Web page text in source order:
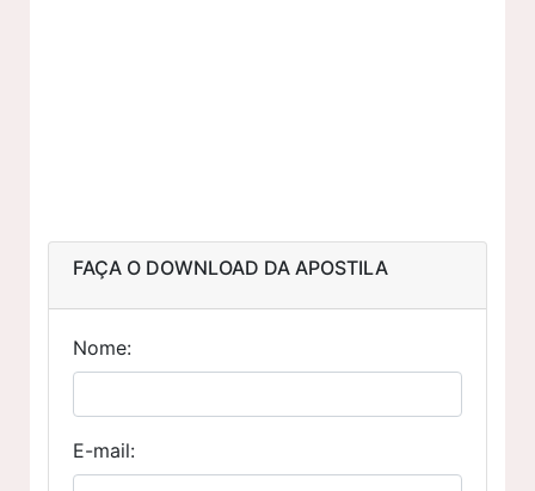
FAÇA O DOWNLOAD DA APOSTILA
Nome:
E-mail: